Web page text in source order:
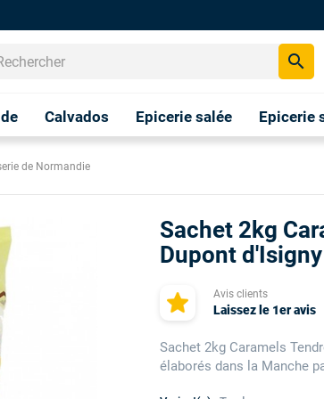
search
Calvados Epicerie salée Epicerie
de Normandie
Sachet 2kg
Dupont d'Isigny
Avis clients
Laissez le 1er avis
Sachet 2kg Caramels
élaborés dans la Manche